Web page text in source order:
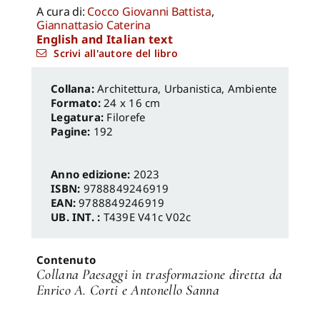
A cura di: Cocco Giovanni Battista,
Giannattasio Caterina
English and Italian text
Scrivi all'autore del libro
Architettura, Urbanistica, Ambiente
Formato:24 x 16 cm
Legatura: Filorefe
Pagine: 192
Anno edizione: 2023
ISBN: 9788849246919
EAN:9788849246919
UB. INT. : T439E V41c V02c
Contenuto
Collana Paesaggi in trasformazione diretta da
Enrico A. Corti e Antonello Sanna